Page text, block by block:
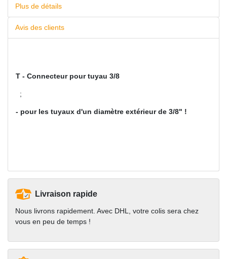
Plus de détails
Avis des clients
T - Connecteur pour tuyau 3/8
;
- pour les tuyaux d'un diamètre extérieur de 3/8" !
Livraison rapide
Nous livrons rapidement. Avec DHL, votre colis sera chez
vous en peu de temps !